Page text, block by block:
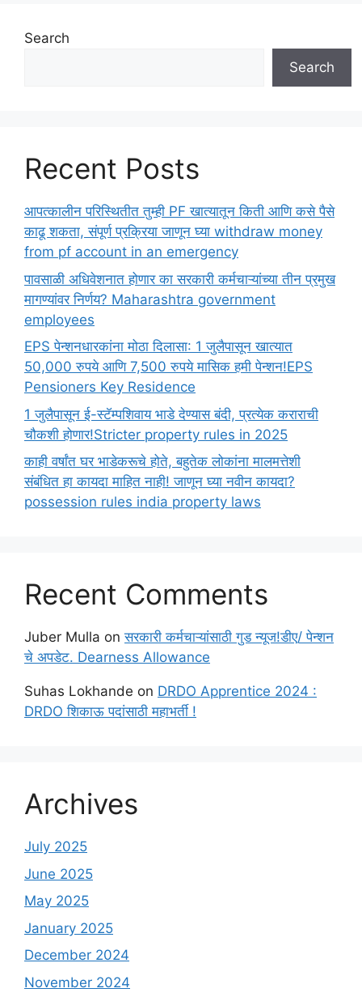
Search
Search
Recent Posts
आपत्कालीन परिस्थितीत तुम्ही PF खात्यातून किती आणि कसे पैसे
काढू शकता, संपूर्ण प्रक्रिया जाणून घ्या withdraw money
from pf account in an emergency
पावसाळी अधिवेशनात होणार का सरकारी कर्मचाऱ्यांच्या तीन प्रमुख
मागण्यांवर निर्णय? Maharashtra government
employees
EPS पेन्शनधारकांना मोठा दिलासा: 1 जुलैपासून खात्यात
50,000 रुपये आणि 7,500 रुपये मासिक हमी पेन्शन!EPS
Pensioners Key Residence
1 जुलैपासून ई-स्टॅम्पशिवाय भाडे देण्यास बंदी, प्रत्येक कराराची
चौकशी होणार!Stricter property rules in 2025
काही वर्षांत घर भाडेकरूचे होते, बहुतेक लोकांना मालमत्तेशी
संबंधित हा कायदा माहित नाही! जाणून घ्या नवीन कायदा?
possession rules india property laws
Recent Comments
Juber Mulla onसरकारी कर्मचाऱ्यांसाठी गुड न्यूज!डीए/ पेन्शन
चे अपडेट. Dearness Allowance
Suhas Lokhande on DRDO Apprentice 2024 :
DRDO शिकाऊ पदांसाठी महाभर्ती !
Archives
July 2025
June 2025
May 2025
January 2025
December 2024
November 2024